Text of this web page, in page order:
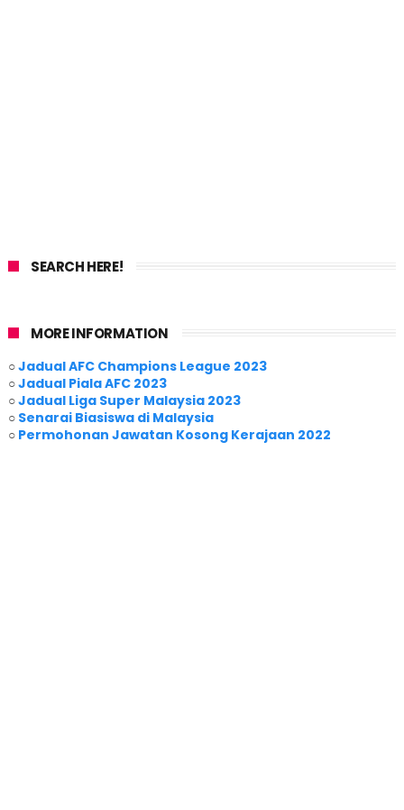
SEARCH HERE!
MORE INFORMATION
○Jadual AFC Champions League 2023
○Jadual Piala AFC 2023
○Jadual Liga Super Malaysia 2023
○ Senarai Biasiswa di Malaysia
○ Permohonan Jawatan Kosong Kerajaan 2022